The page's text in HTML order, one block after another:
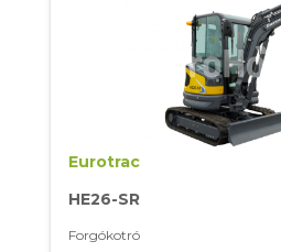
Eurotrac
HE26-SR
Forgókotró